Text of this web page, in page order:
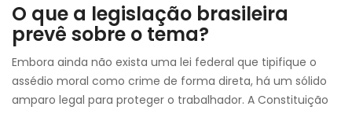
O que a legislação brasileira
prevê sobre o tema?
Embora ainda não exista uma lei federal que tipifique o
assédio moral como crime de forma direta, há um sólido
amparo legal para proteger o trabalhador. A Constituição